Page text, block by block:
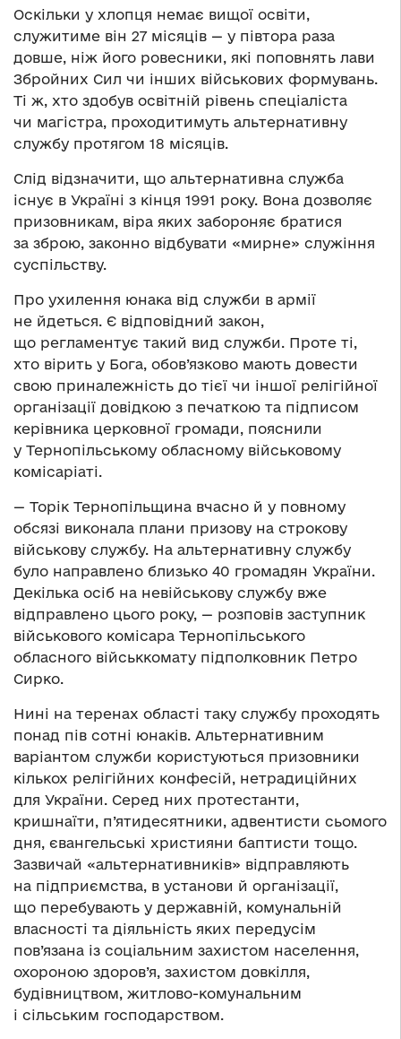
Оскільки у хлопця немає вищої освіти,
служитиме він 27 місяців — у півтора раза
довше, ніж його ровесники, які поповнять лави
Збройних Сил чи інших військових формувань.
Ті ж, хто здобув освітній рівень спеціаліста
чи магістра, проходитимуть альтернативну
службу протягом 18 місяців.
Слід відзначити, що альтернативна служба
існує в Україні з кінця 1991 року. Вона дозволяє
призовникам, віра яких забороняє братися
за зброю, законно відбувати «мирне» служіння
суспільству.
Про ухилення юнака від служби в армії
не йдеться. Є відповідний закон,
що регламентує такий вид служби. Проте ті,
хто вірить у Бога, обов’язково мають довести
свою приналежність до тієї чи іншої релігійної
організації довідкою з печаткою та підписом
керівника церковної громади, пояснили
у Тернопільському обласному військовому
комісаріаті.
— Торік Тернопільщина вчасно й у повному
обсязі виконала плани призову на строкову
військову службу. На альтернативну службу
було направлено близько 40 громадян України.
Декілька осіб на невійськову службу вже
відправлено цього року, — розповів заступник
військового комісара Тернопільського
обласного військкомату підполковник Петро
Сирко.
Нині на теренах області таку службу проходять
понад пів сотні юнаків. Альтернативним
варіантом служби користуються призовники
кількох релігійних конфесій, нетрадиційних
для України. Серед них протестанти,
кришнаїти, п’ятидесятники, адвентисти сьомого
дня, євангельські християни баптисти тощо.
Зазвичай «альтернативників» відправляють
на підприємства, в установи й організації,
що перебувають у державній, комунальній
власності та діяльність яких передусім
пов’язана із соціальним захистом населення,
охороною здоров’я, захистом довкілля,
будівництвом, житлово-комунальним
і сільським господарством.